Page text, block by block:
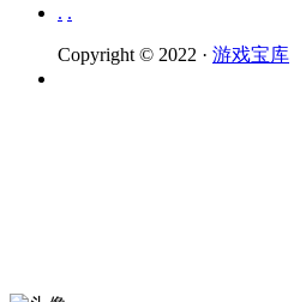
. .
Copyright © 2022 · 游戏宝库